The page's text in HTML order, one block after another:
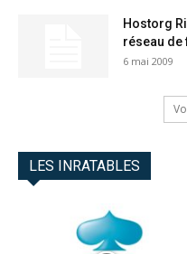
Hostorg
réseau
6 mai 2009
LES INRATABLES